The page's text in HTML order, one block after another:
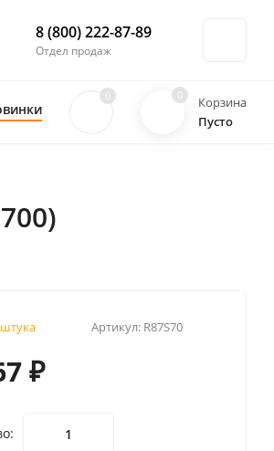
8 (800) 222-87-89
Отдел продаж
0 0
Корзина
Пусто
Артикул: R87S70
₽